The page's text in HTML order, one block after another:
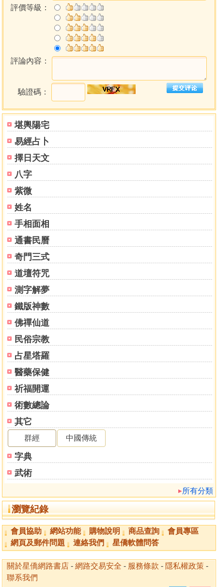
堪輿陽宅
易經占卜
擇日天文
八字
紫微
姓名
手相面相
通書民曆
奇門三式
道壇符咒
測字解夢
鐵版神數
佛禪仙道
民俗宗教
占星塔羅
醫藥保健
祈福開運
術數總論
其它
群經 中國傳統
字典
武術
所有分類
瀏覽紀錄
21 三、山川形勢
28 四、天候水土與生計
31 五、自然生態
32 六、疆域行政沿革
【貳】篳路藍縷 光前裕後
36 二、歷代開拓大略
(一)晉人始移居世外桃源
(二)唐人牧馬海上仙山
(三)宋元開發山海之利
(五)民國以來之金門
【參】勵今珍昔 薰陶涵濡
55 一、唐陳淵牧馬開拓及其遺蹟
58 二、宋先賢之教化及其遺蹟
◎朱熹過化金門
◎泉南名賢丘葵
◎開同進士陳綱
62 三、元時孝子顏應祐萬里尋母
63 四、明代諸賢
(一)俞大猷守備金門
(二)金門本地明代先賢
◎「忠臣」陳顯
◎張敏保育儲君
◎品德完人黃偉
◎國學大師洪受
◎允文允武蔡復一
◎探花宰相林釬
◎名宦鄉賢三蔡
(蔡貴易、蔡守愚、蔡獻臣)
◎正言讜論張廷拱
◎廉隅清節蔣孟育
◎父子進士兩張(張鳳徵、張繼桂)
◎張定、陳健、許福、許廷用、蕭復陽、李璣、蔡懋賢、黃
華秀、陳基虞、劉行義、張朝綱、蘇寅賓、陳昌文、蔡國
光、龔天池、盧若騰、張朝綖、陳睿思、張對墀、許履坦、
許琰、鄭用錫、李景銘、劉望齡、黃紹芳、蔡廷蘭、黃軒齡
(三)明鄭抗清人物
◎寧靖王朱術桂
◎鄭成功據金反清復明，光啟台灣
◎正氣浩然盧若騰
◎伯爵軍門洪旭
◎抗清捐軀林習山
◎明鄭外交重臣蔡政
◎跑馬定界、首墾竹塹王世傑
98 五、清代先賢及其遺蹟
評價等級：
評論內容：
驗證碼：
會員協助 網站功能 購物說明 商品查詢
會員專區
網頁及郵件問題
連絡我們 星僑軟體問答
關於星僑網路書店 - 網路交易安全 - 服務條款 - 隱私權政策 -
聯系我們